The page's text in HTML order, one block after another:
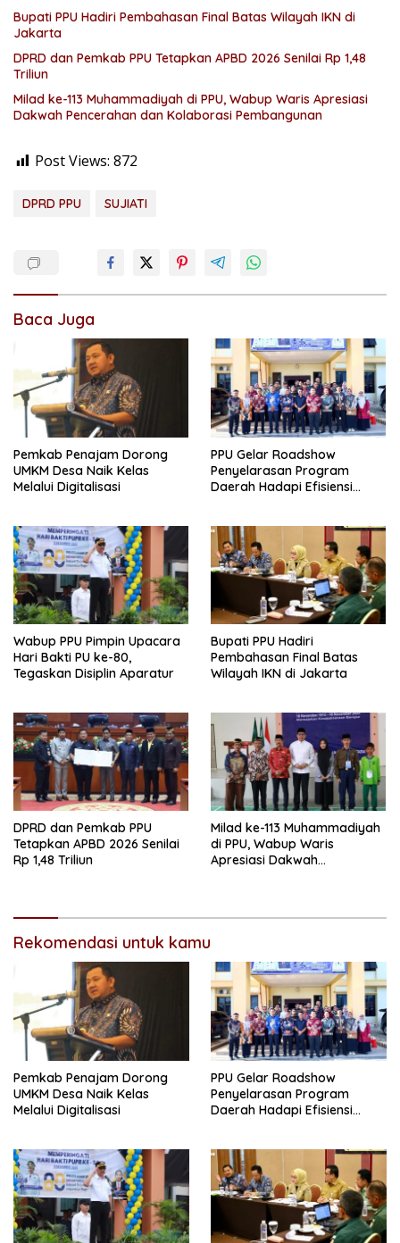
Bupati PPU Hadiri Pembahasan Final Batas Wilayah IKN di
Jakarta
DPRD dan Pemkab PPU Tetapkan APBD 2026 Senilai Rp 1,48
Triliun
Milad ke-113 Muhammadiyah di PPU, Wabup Waris Apresiasi
Dakwah Pencerahan dan Kolaborasi Pembangunan
Post Views: 872
DPRD PPU SUJIATI
Baca Juga
Pemkab Penajam Dorong
UMKM Desa Naik Kelas
Melalui Digitalisasi
PPU Gelar Roadshow
Penyelarasan Program
Daerah Hadapi Efisiensi
Wabup PPU Pimpin Upacara
Hari Bakti PU ke-80,
Tegaskan Disiplin Aparatur
Bupati PPU Hadiri
Pembahasan Final Batas
Wilayah IKN di Jakarta
DPRD dan Pemkab PPU
Tetapkan APBD 2026 Senilai
Rp 1,48 Triliun
Milad ke-113 Muhammadiyah
di PPU, Wabup Waris
Apresiasi Dakwah
Rekomendasi untuk kamu
Pemkab Penajam Dorong
UMKM Desa Naik Kelas
Melalui Digitalisasi
PPU Gelar Roadshow
Penyelarasan Program
Daerah Hadapi Efisiensi